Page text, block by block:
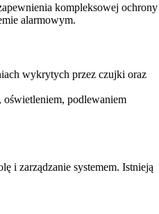
kompleksowej ochrony
alarmowym.
wykrytych przez czujki oraz
oświetleniem, podlewaniem
i zarządzanie systemem. Istnieją